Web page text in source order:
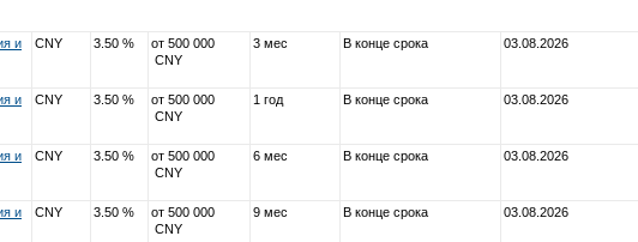
и
CNY 3.50 %
от 500 000
CNY
3 мес В конце срока 03.08.2026
и
CNY 3.50 %
от 500 000
CNY
1 год В конце срока 03.08.2026
и
CNY 3.50 %
от 500 000
CNY
6 мес В конце срока 03.08.2026
и
CNY 3.50 %
от 500 000
CNY
9 мес В конце срока 03.08.2026